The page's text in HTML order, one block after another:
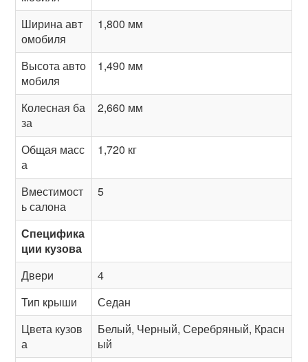
Ширина авт
омобиля
1,800 мм
Высота авто
мобиля
1,490 мм
Колесная ба
за
2,660 мм
Общая масс
а
1,720 кг
Вместимост
ь салона
5
Специфика
ции кузова
Двери
4
Тип крыши
Седан
Цвета кузов
а
Белый, Черный, Серебряный, Красн
ый